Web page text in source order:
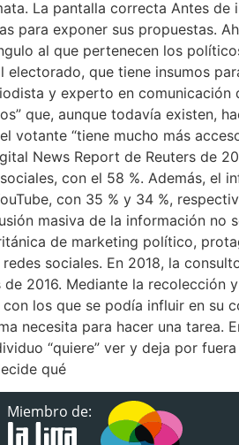
La pantalla correcta Antes
para exponer sus propuestas.
al que pertenecen los
que tiene insumos
y experto en
que, aunque todavía existen,
votante “tiene mucho más
News Report de Reuters de
con el 58 %. Además, el
con 35 % y 34 %,
masiva de la información no
de marketing político,
sociales. En 2018, la
2016. Mediante la
los que se podía influir en su
necesita para hacer una tarea.
“quiere” ver y deja por
qué
Miembro de: